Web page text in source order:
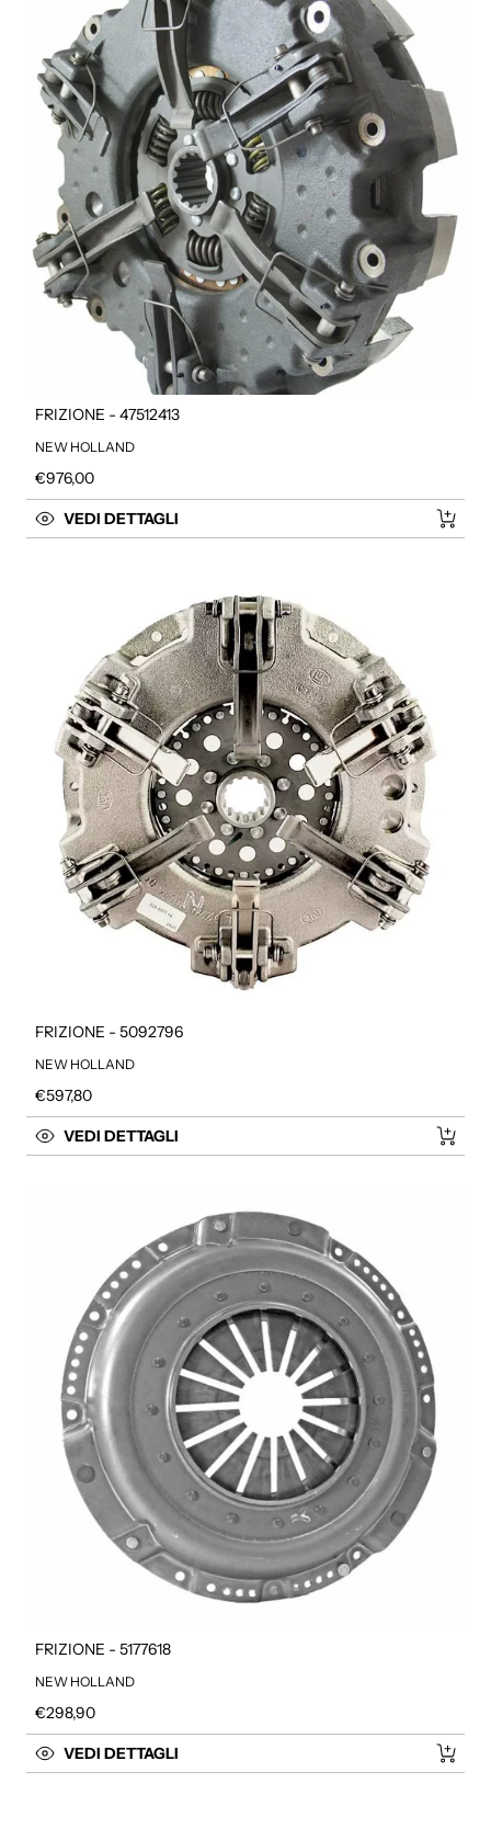
FRIZIONE - 47512413
NEW HOLLAND
Prezzo regolare
€976,00
VEDI DETTAGLI
FRIZIONE - 5092796
NEW HOLLAND
Prezzo regolare
€597,80
VEDI DETTAGLI
FRIZIONE - 5177618
NEW HOLLAND
Prezzo regolare
€298,90
VEDI DETTAGLI